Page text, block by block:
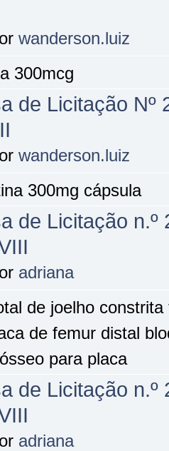
wanderson.luiz
300mcg
de Licitação Nº
wanderson.luiz
300mg cápsula
de Licitação n.º
adriana
de joelho constrita
de femur distal
para placa
de Licitação n.º
adriana